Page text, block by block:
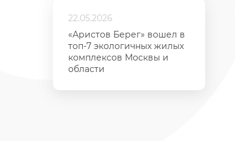
22.05.2026
«Аристов Берег» вошел в
топ-7 экологичных жилых
комплексов Москвы и
области